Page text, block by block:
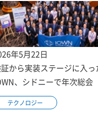
年5月22日
から実装ステージに入っ
、シドニーで年次総会
テクノロジー